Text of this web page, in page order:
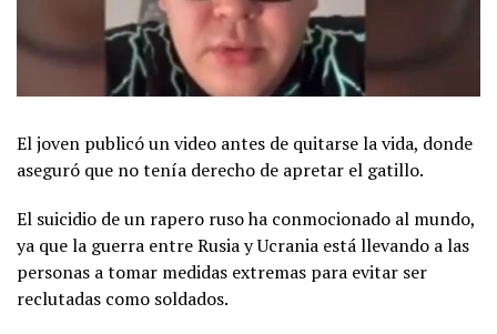
El joven publicó un video antes de quitarse la vida, donde
aseguró que no tenía derecho de apretar el gatillo.
El suicidio de un rapero ruso ha conmocionado al mundo,
ya que la guerra entre Rusia y Ucrania está llevando a las
personas a tomar medidas extremas para evitar ser
reclutadas como soldados.